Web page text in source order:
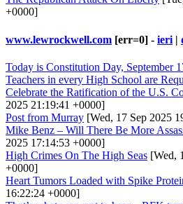
+0000]
www.lewrockwell.com [err=0] - ieri |
Today is Constitution Day, September
Teachers in every High School are
Celebrate the Ratification of the U.S.
2025 21:19:41 +0000]
Post from Murray [Wed, 17 Sep 2025
Mike Benz – Will There Be More
2025 17:14:53 +0000]
High Crimes On The High Seas [Wed,
+0000]
Heart Tumors Loaded with Spike
16:22:24 +0000]